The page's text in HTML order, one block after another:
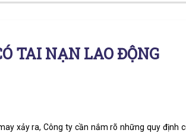
TAI NẠN LAO ĐỘNG
xảy ra, Công ty cần nắm rõ những quy định